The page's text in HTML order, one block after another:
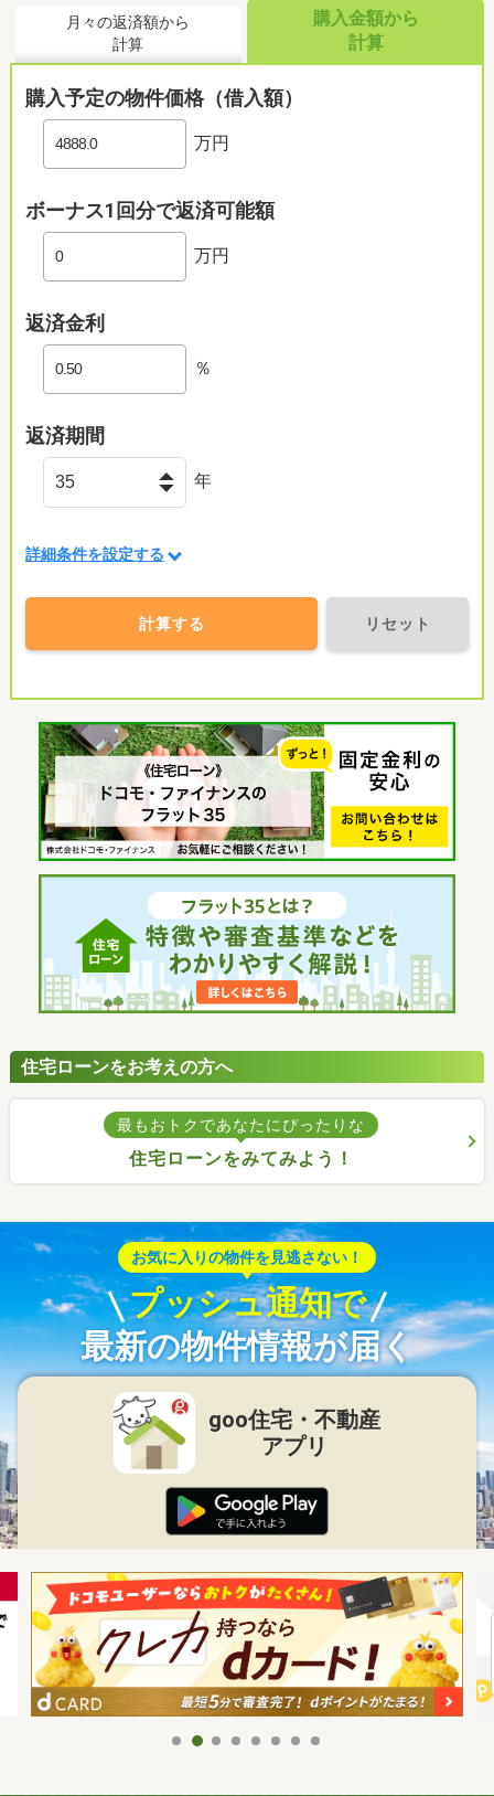
月々の返済額から
計算
購入金額から
計算
購入予定の物件価格（借入額）
万円
ボーナス1回分で返済可能額
万円
返済金利
％
返済期間
年
詳細条件を設定する
計算する リセット
住宅ローンをお考えの方へ
最もおトクであなたにぴったりな
住宅ローンをみてみよう！
お気に入りの物件を見逃さない！
プッシュ通知で
最新の物件情報が届く
goo住宅・不動産
アプリ